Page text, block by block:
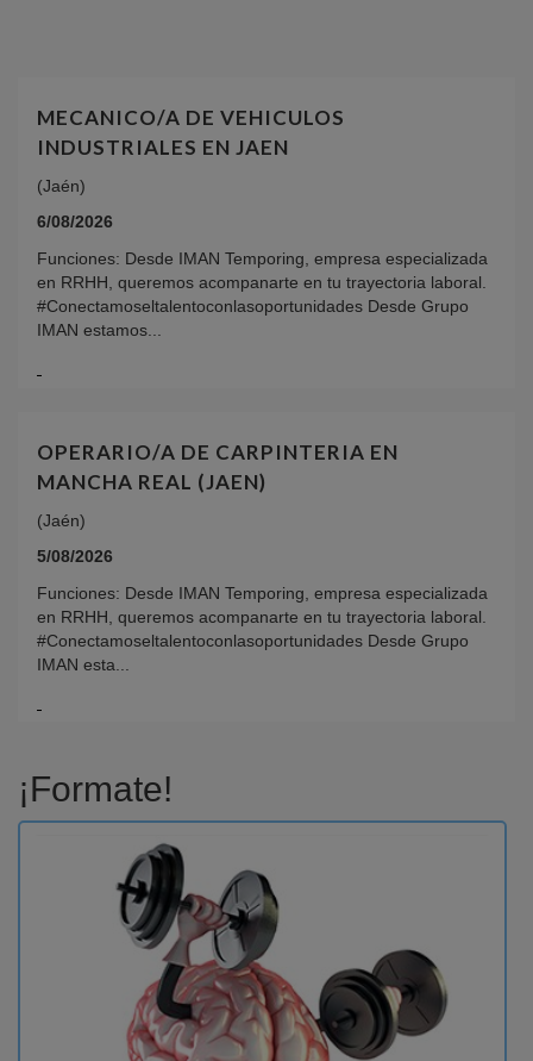
MECANICO/A DE VEHICULOS
INDUSTRIALES EN JAEN
(Jaén)
6/08/2026
Funciones: Desde IMAN Temporing, empresa especializada
en RRHH, queremos acompanarte en tu trayectoria laboral.
#Conectamoseltalentoconlasoportunidades Desde Grupo
IMAN estamos...
OPERARIO/A DE CARPINTERIA EN
MANCHA REAL (JAEN)
(Jaén)
5/08/2026
Funciones: Desde IMAN Temporing, empresa especializada
en RRHH, queremos acompanarte en tu trayectoria laboral.
#Conectamoseltalentoconlasoportunidades Desde Grupo
IMAN esta...
¡Formate!